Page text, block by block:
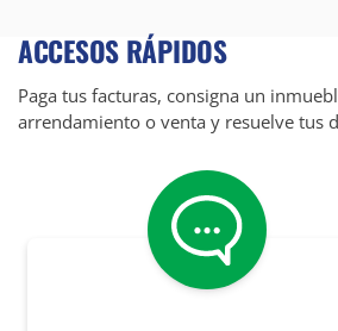
ACCESOS RÁPIDOS
Paga tus facturas, consigna un
arrendamiento o venta y resuelve tus